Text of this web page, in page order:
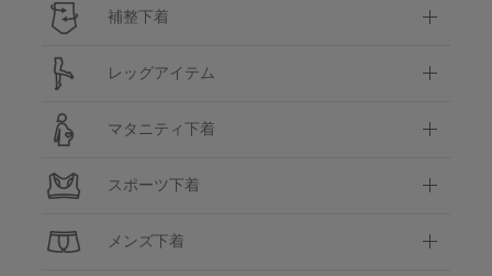
補整下着
レッグアイテム
マタニティ下着
スポーツ下着
メンズ下着